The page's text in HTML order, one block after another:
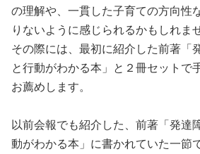
の理解や、一貫した子育ての方向性
りないように感じられるかもしれま
その際には、最初に紹介した前著「
と行動がわかる本」と２冊セットで
お薦めします。
以前会報でも紹介した、前著「発達
動がわかる本」に書かれていた一節